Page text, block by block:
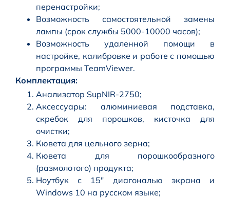
перенастройки;
Возможность самостоятельной замены
лампы (срок службы 5000-10000 часов);
Возможность удаленной помощи в
настройке, калибровке и работе с помощью
программы TeamViewer.
Комплектация:
Анализатор SupNIR-2750;
Аксессуары: алюминиевая подставка,
скребок для порошков, кисточка для
очистки;
Кювета для цельного зерна;
Кювета для порошкообразного
(размолотого) продукта;
Ноутбук с 15″ диагональю экрана и
Windows 10 на русском языке;